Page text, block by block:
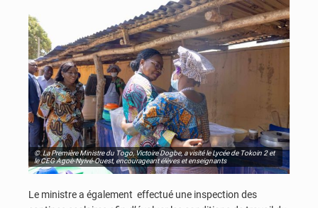
© La Première Ministre du Togo, Victoire Dogbe, a visité le Lycée de Tokoin 2 et
le CEG Agoè-Nyivé-Ouest, encourageant élèves et enseignants
Le ministre a également effectué une inspection des